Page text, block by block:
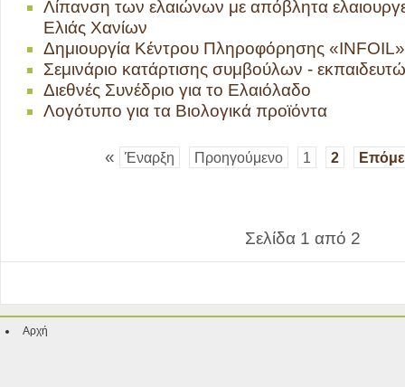
Λίπανση των ελαιώνων με απόβλητα
Ελιάς Χανίων
Δημιουργία Κέντρου Πληροφόρησης «INFOIL»
Σεμινάριο κατάρτισης συμβούλων -
Διεθνές Συνέδριο για το Ελαιόλαδο
Λογότυπο για τα Βιολογικά προϊόντα
« Έναρξη Προηγούμενο 1 2
Σελίδα 1 από 2
Αρχή